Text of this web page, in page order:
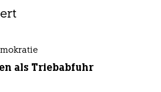
als Triebabfuhr